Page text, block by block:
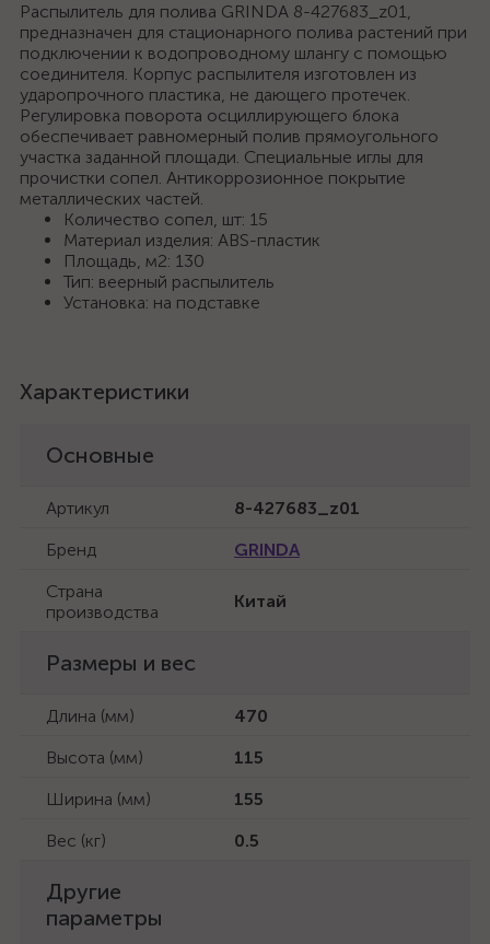
Распылитель для полива GRINDA 8-427683_z01,
предназначен для стационарного полива растений при
подключении к водопроводному шлангу с помощью
соединителя. Корпус распылителя изготовлен из
ударопрочного пластика, не дающего протечек.
Регулировка поворота осциллирующего блока
обеспечивает равномерный полив прямоугольного
участка заданной площади. Специальные иглы для
прочистки сопел. Антикоррозионное покрытие
металлических частей.
Количество сопел, шт: 15
Материал изделия: ABS-пластик
Площадь, м2: 130
Тип: веерный распылитель
Установка: на подставке
Характеристики
Основные
Артикул
8-427683_z01
Бренд
GRINDA
Страна
производства
Китай
Размеры и вес
Длина (мм)
470
Высота (мм)
115
Ширина (мм)
155
Вес (кг)
0.5
Другие
параметры